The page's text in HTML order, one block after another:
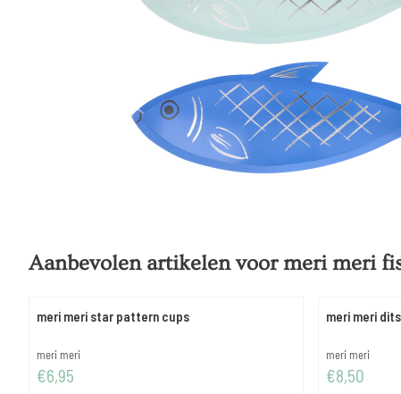
Aanbevolen artikelen voormeri meri
meri meri star pattern cups
Merk:
meri meri
Prijs: 6,95
€6,95
meri meri
Merk:
meri meri
Prijs: 8,50
€8,50